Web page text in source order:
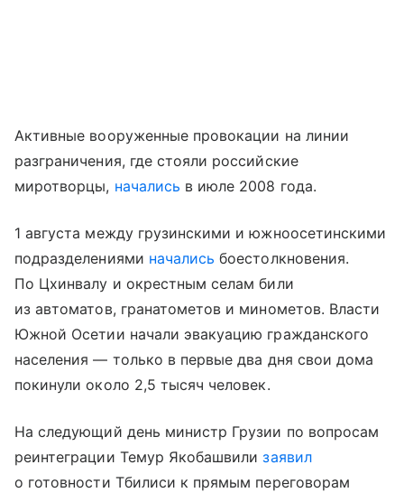
Активные вооруженные провокации на линии
разграничения, где стояли российские
миротворцы, начались в июле 2008 года.
1 августа между грузинскими и южноосетинскими
подразделениями начались боестолкновения.
По Цхинвалу и окрестным селам били
из автоматов, гранатометов и минометов. Власти
Южной Осетии начали эвакуацию гражданского
населения — только в первые два дня свои дома
покинули около 2,5 тысяч человек.
На следующий день министр Грузии по вопросам
реинтеграции Темур Якобашвилизаявил
о готовности Тбилиси к прямым переговорам